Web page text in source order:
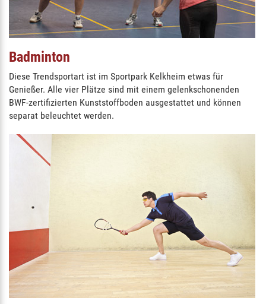
Badminton
Diese Trendsportart ist im Sportpark Kelkheim etwas für
Genießer. Alle vier Plätze sind mit einem gelenkschonenden
BWF-zertifizierten Kunststoffboden ausgestattet und können
separat beleuchtet werden.